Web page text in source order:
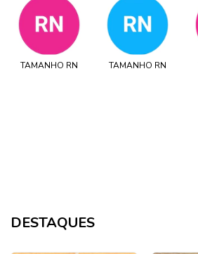
TAMANHO RN TAMANHO RN
DESTAQUES